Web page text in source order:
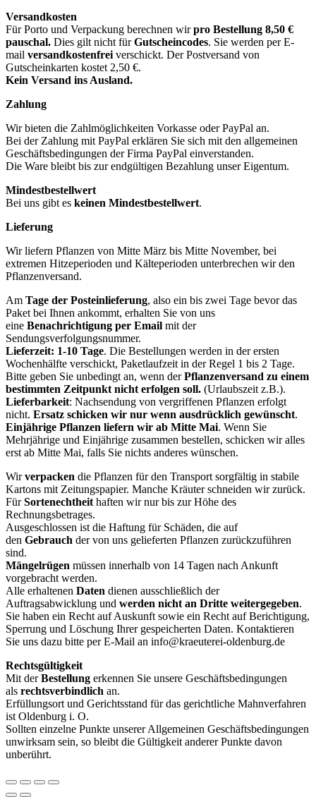
Versandkosten
Für Porto und Verpackung berechnen wirpro Bestellung 8,50 €
pauschal. Dies gilt nicht fürGutscheincodes. Sie werden per E-
mail versandkostenfrei verschickt. Der Postversand von
Gutscheinkarten kostet 2,50 €.
Kein Versand ins Ausland.
Zahlung
Wir bieten die Zahlmöglichkeiten Vorkasse oder PayPal an.
Bei der Zahlung mit PayPal erklären Sie sich mit den allgemeinen
Geschäftsbedingungen der Firma PayPal einverstanden.
Die Ware bleibt bis zur endgültigen Bezahlung unser Eigentum.
Mindestbestellwert
Bei uns gibt es keinen Mindestbestellwert.
Lieferung
Wir liefern Pflanzen von Mitte März bis Mitte November, bei
extremen Hitzeperioden und Kälteperioden unterbrechen wir den
Pflanzenversand.
Am Tage der Posteinlieferung, also ein bis zwei Tage bevor das
Paket bei Ihnen ankommt, erhalten Sie von uns
eine Benachrichtigung per Email mit der
Sendungsverfolgungsnummer.
Lieferzeit: 1-10 Tage. Die Bestellungen werden in der ersten
Wochenhälfte verschickt, Paketlaufzeit in der Regel 1 bis 2 Tage.
Bitte geben Sie unbedingt an, wenn derPflanzenversand zu einem
bestimmten Zeitpunkt nicht erfolgen soll. (Urlaubszeit z.B.).
Lieferbarkeit: Nachsendung von vergriffenen Pflanzen erfolgt
nicht. Ersatz schicken wir nur wenn ausdrücklich gewünscht.
Einjährige Pflanzen liefern wir ab Mitte Mai. Wenn Sie
Mehrjährige und Einjährige zusammen bestellen, schicken wir alles
erst ab Mitte Mai, falls Sie nichts anderes wünschen.
Wirverpacken die Pflanzen für den Transport sorgfältig in stabile
Kartons mit Zeitungspapier. Manche Kräuter schneiden wir zurück.
FürSortenechtheit haften wir nur bis zur Höhe des
Rechnungsbetrages.
Ausgeschlossen ist die Haftung für Schäden, die auf
den Gebrauch der von uns gelieferten Pflanzen zurückzuführen
sind.
Mängelrügen müssen innerhalb von 14 Tagen nach Ankunft
vorgebracht werden.
Alle erhaltenen Daten dienen ausschließlich der
Auftragsabwicklung und werden nicht an Dritte weitergegeben.
Sie haben ein Recht auf Auskunft sowie ein Recht auf Berichtigung,
Sperrung und Löschung Ihrer gespeicherten Daten. Kontaktieren
Sie uns dazu bitte per E-Mail an info@kraeuterei-oldenburg.de
Rechtsgültigkeit
Mit derBestellung erkennen Sie unsere Geschäftsbedingungen
als rechtsverbindlich an.
Erfüllungsort und Gerichtsstand für das gerichtliche Mahnverfahren
ist Oldenburg i. O.
Sollten einzelne Punkte unserer Allgemeinen Geschäftsbedingungen
unwirksam sein, so bleibt die Gültigkeit anderer Punkte davon
unberührt.